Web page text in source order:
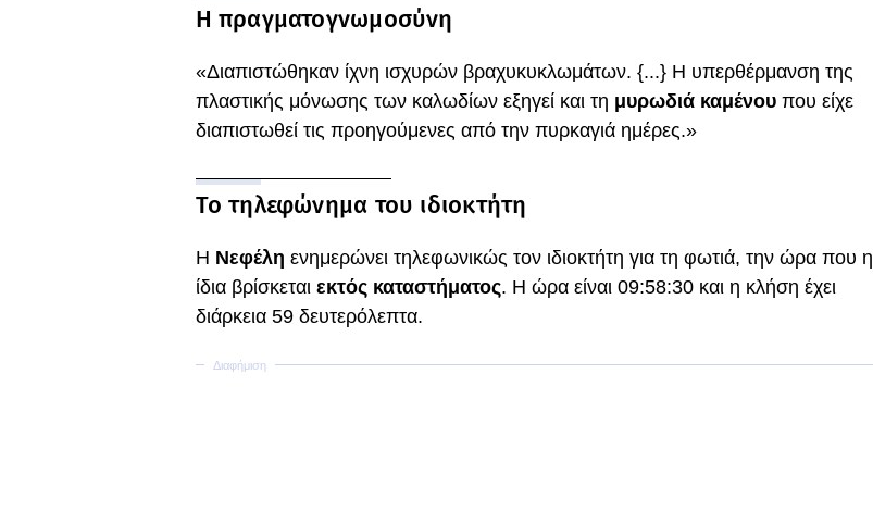
Η πραγματογνωμοσύνη
«Διαπιστώθηκαν ίχνη ισχυρών βραχυκυκλωμάτων. {...} Η υπερθέρμανση της
πλαστικής μόνωσης των καλωδίων εξηγεί και τη μυρωδιά καμένουπου είχε
διαπιστωθεί τις προηγούμενες από την πυρκαγιά ημέρες.»
Το τηλεφώνημα του ιδιοκτήτη
Η Νεφέλη ενημερώνει τηλεφωνικώς τον ιδιοκτήτη για τη φωτιά, την ώρα που η
ίδια βρίσκεται εκτός καταστήματος. Η ώρα είναι 09:58:30 και η κλήση έχει
διάρκεια 59 δευτερόλεπτα.